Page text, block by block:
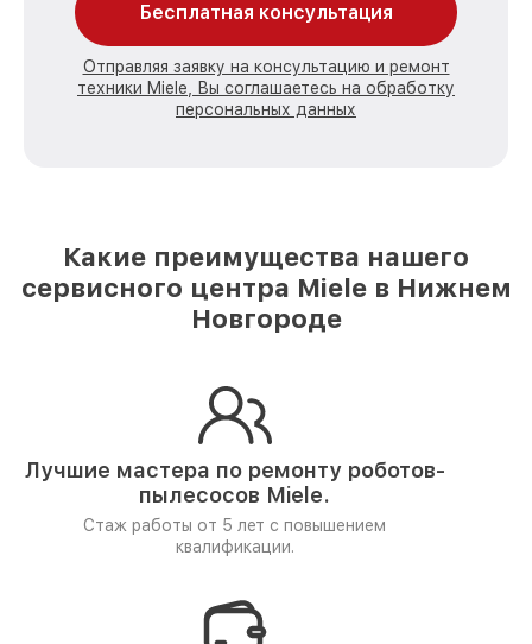
Бесплатная консультация
Отправляя заявку на консультацию и ремонт
техники Miele, Вы соглашаетесь на обработку
персональных данных
Какие преимущества нашего
сервисного центра Miele в Нижнем
Новгороде
Лучшие мастера по ремонтуроботов-
пылесосов Miele.
Стаж работы от 5 лет с повышением
квалификации.